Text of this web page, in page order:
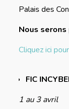
Palais des
Nous
Cliquez ici
FIC
1 au 3 avril